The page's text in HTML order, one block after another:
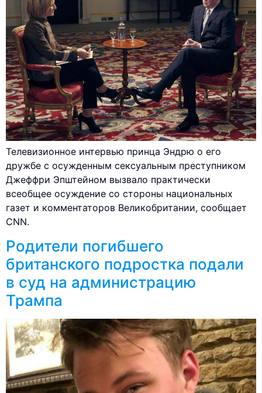
Телевизионное интервью принца Эндрю о его
дружбе с осужденным сексуальным преступником
Джеффри Эпштейном вызвало практически
всеобщее осуждение со стороны национальных
газет и комментаторов Великобритании, сообщает
CNN.
Родители погибшего
британского подростка подали
в суд на администрацию
Трампа